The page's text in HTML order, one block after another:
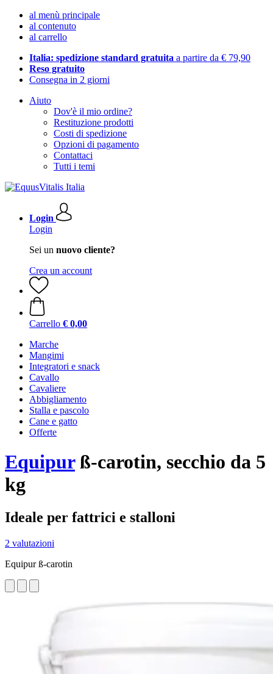
al menù principale
al contenuto
al carrello
Italia: spedizione standard gratuita a partire da € 79,90
Reso gratuito
Consegna in 2 giorni
Aiuto
Dov'è il mio ordine?
Restituzione prodotti
Costi di spedizione
Opzioni di pagamento
Contattaci
Tutti i temi
Login
Login
Sei un nuovo cliente?
Crea un account
Carrello € 0,00
Marche
Mangimi
Integratori e snack
Cavallo
Cavaliere
Abbigliamento
Stalla e pascolo
Cane e gatto
Offerte
Equipurß-carotin, secchio da 5
kg
Ideale per fattrici e stalloni
2 valutazioni
Equipur ß-carotin